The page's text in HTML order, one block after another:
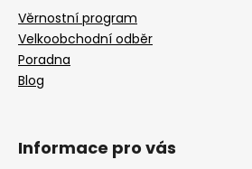
Věrnostní program
Velkoobchodní odběr
Poradna
Blog
Informace pro vás